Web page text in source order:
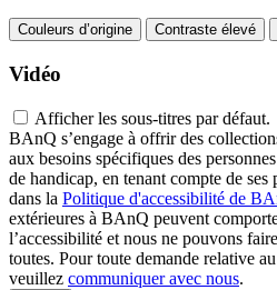
Couleurs d’origine Contraste élevé
Vidéo
Afficher les sous-titres par défaut.
BAnQ s’engage à offrir des
aux besoins spécifiques des
de handicap, en tenant compte de
dans la Politique d'accessibilité de
extérieures à BAnQ peuvent
l’accessibilité et nous ne pouvons
toutes. Pour toute demande relative
veuillez communiquer avec nous.